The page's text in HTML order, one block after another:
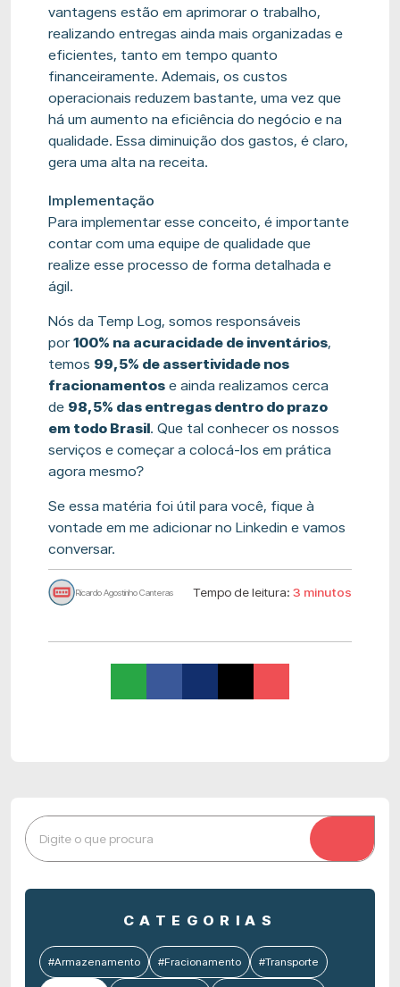
Ricardo Agostinho Canteras Tempo de leitura: 3 minutos
vantagens estão em aprimorar o trabalho,
realizando entregas ainda mais organizadas e
eficientes, tanto em tempo quanto
financeiramente. Ademais, os custos
operacionais reduzem bastante, uma vez que
há um aumento na eficiência do negócio e na
qualidade. Essa diminuição dos gastos, é claro,
gera uma alta na receita.
Implementação
Para implementar esse conceito, é importante
contar com uma equipe de qualidade que
realize esse processo de forma detalhada e
ágil.
Nós da Temp Log, somos responsáveis
por100% na acuracidade de inventários,
temos 99,5% de assertividade nos
fracionamentos e ainda realizamos cerca
de 98,5% das entregas dentro do prazo
em todo Brasil. Que tal conhecer os nossos
serviços e começar a colocá-los em prática
agora mesmo?
Se essa matéria foi útil para você, fique à
vontade em me adicionar no Linkedin e vamos
conversar.
CATEGORIAS
#Armazenamento #Fracionamento #Transporte